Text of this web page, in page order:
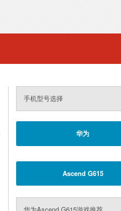
手机型号选择
华为
Ascend G615